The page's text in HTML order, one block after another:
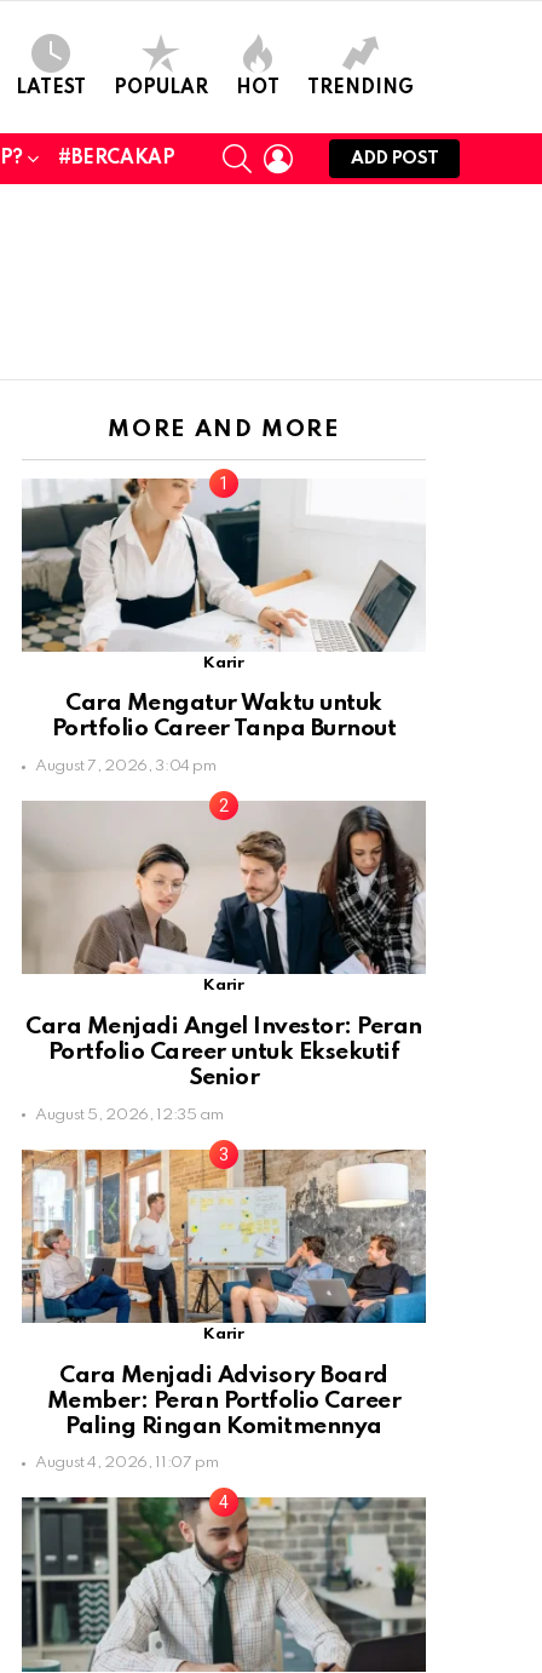
LATEST POPULAR HOT TRENDING
#BERCAKAP
SEARCHLOGIN
ADD POST
MORE AND MORE
Karir
Cara Mengatur Waktu untuk
Portfolio Career Tanpa Burnout
August 7, 2026, 3:04 pm
Karir
Cara Menjadi Angel Investor: Peran
Portfolio Career untuk Eksekutif
Senior
August 5, 2026, 12:35 am
Karir
Cara Menjadi Advisory Board
Member: Peran Portfolio Career
Paling Ringan Komitmennya
August 4, 2026, 11:07 pm